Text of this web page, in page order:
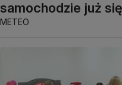
samochodzie już
METEO